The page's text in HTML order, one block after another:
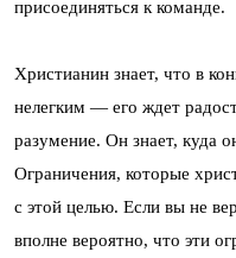
присоединяться к команде.
Христианин знает, что в
нелегким — его ждет
разумение. Он знает, куда
Ограничения, которые
с этой целью. Если вы не
вполне вероятно, что эти